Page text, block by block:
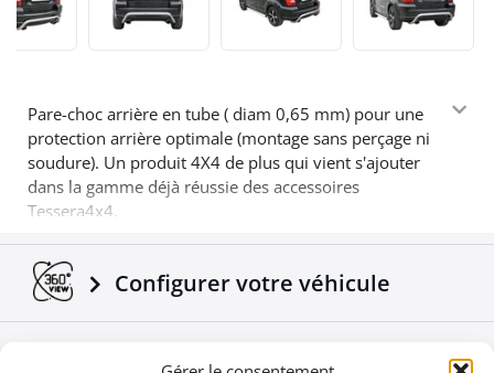
Pare-choc arrière en tube ( diam 0,65 mm) pour une
protection arrière optimale (montage sans perçage ni
soudure). Un produit 4X4 de plus qui vient s'ajouter
dans la gamme déjà réussie des accessoires
Tessera4x4.
Configurer votre véhicule